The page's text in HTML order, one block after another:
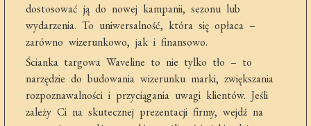
dostosować ją do nowej kampanii, sezonu lub
wydarzenia. To uniwersalność, która się opłaca –
zarówno wizerunkowo, jak i finansowo.
Ścianka targowa Waveline to nie tylko tło – to
narzędzie do budowania wizerunku marki, zwiększania
rozpoznawalności i przyciągania uwagi klientów. Jeśli
zależy Ci na skutecznej prezentacji firmy, wejdź na